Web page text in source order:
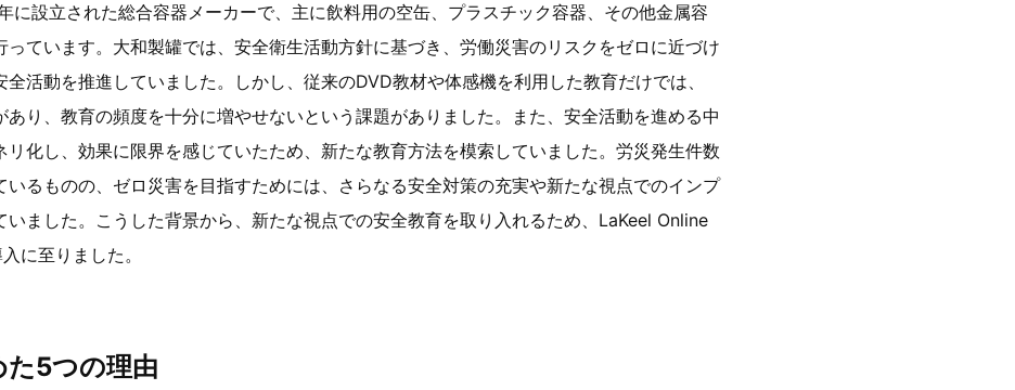
に設立された総合容器メーカーで、主に飲料用の空缶、プラスチック容器、その他金属容
っています。大和製罐では、安全衛生活動方針に基づき、労働災害のリスクをゼロに近づけ
全活動を推進していました。しかし、従来のDVD教材や体感機を利用した教育だけでは、
あり、教育の頻度を十分に増やせないという課題がありました。また、安全活動を進める中
リ化し、効果に限界を感じていたため、新たな教育方法を模索していました。労災発生件数
いるものの、ゼロ災害を目指すためには、さらなる安全対策の充実や新たな視点でのインプ
いました。こうした背景から、新たな視点での安全教育を取り入れるため、LaKeel Online
に至りました。
5つの理由